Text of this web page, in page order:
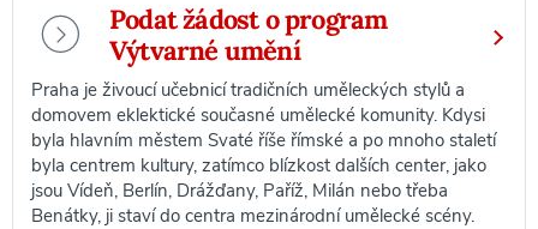
Podat žádost o program
Výtvarné umění
Praha je živoucí učebnicí tradičních uměleckých stylů a
domovem eklektické současné umělecké komunity. Kdysi
byla hlavním městem Svaté říše římské a po mnoho staletí
byla centrem kultury, zatímco blízkost dalších center, jako
jsou Vídeň, Berlín, Drážďany, Paříž, Milán nebo třeba
Benátky, ji staví do centra mezinárodní umělecké scény.